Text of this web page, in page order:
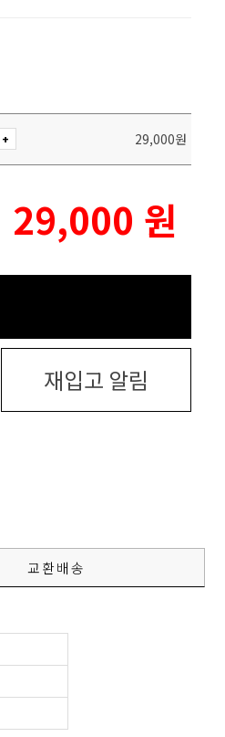
+ 29,000원
29,000 원
재입고 알림
교환배송